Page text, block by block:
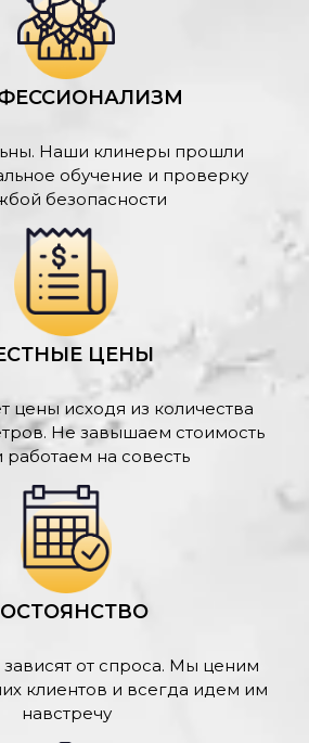
Наши клинеры прошли
обучение и проверку
безопасности
ЦЕНЫ
цены исходя из количества
Не завышаем стоимость
работаем на совесть
от спроса. Мы ценим
клиентов и всегда идем им
навстречу